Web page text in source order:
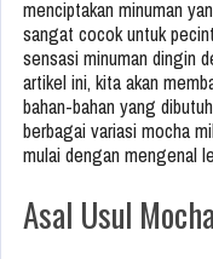
menciptakan minuman
sangat cocok untuk
sensasi minuman dingin
artikel ini, kita akan
bahan-bahan yang
berbagai variasi mocha
mulai dengan mengenal
Asal Usul